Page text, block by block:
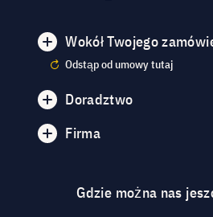
Wokół Twojego
Odstąp od umowy tutaj
Doradztwo
Firma
Gdzie można nas